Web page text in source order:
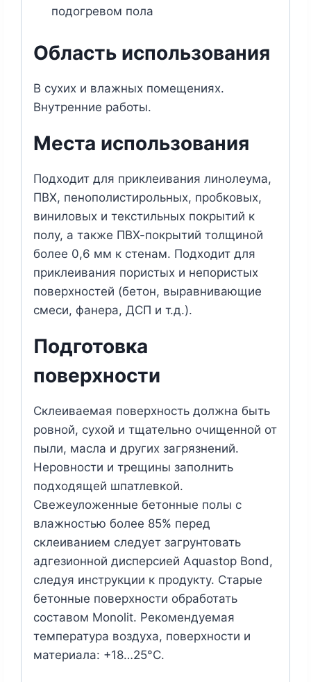
подогревом пола
Область использования
В сухих и влажных помещениях.
Внутренние работы.
Места использования
Подходит для приклеивания линолеума,
ПВХ, пенополистирольных, пробковых,
виниловых и текстильных покрытий к
полу, а также ПВХ-покрытий толщиной
более 0,6 мм к стенам. Подходит для
приклеивания пористых и непористых
поверхностей (бетон, выравнивающие
смеси, фанера, ДСП и т.д.).
Подготовка
поверхности
Склеиваемая поверхность должна быть
ровной, сухой и тщательно очищенной от
пыли, масла и других загрязнений.
Неровности и трещины заполнить
подходящей шпатлевкой.
Свежеуложенные бетонные полы с
влажностью более 85% перед
склеиванием следует загрунтовать
адгезионной дисперсией Aquastop Bond,
следуя инструкции к продукту. Старые
бетонные поверхности обработать
составом Monolit. Рекомендуемая
температура воздуха, поверхности и
материала: +18…25°C.